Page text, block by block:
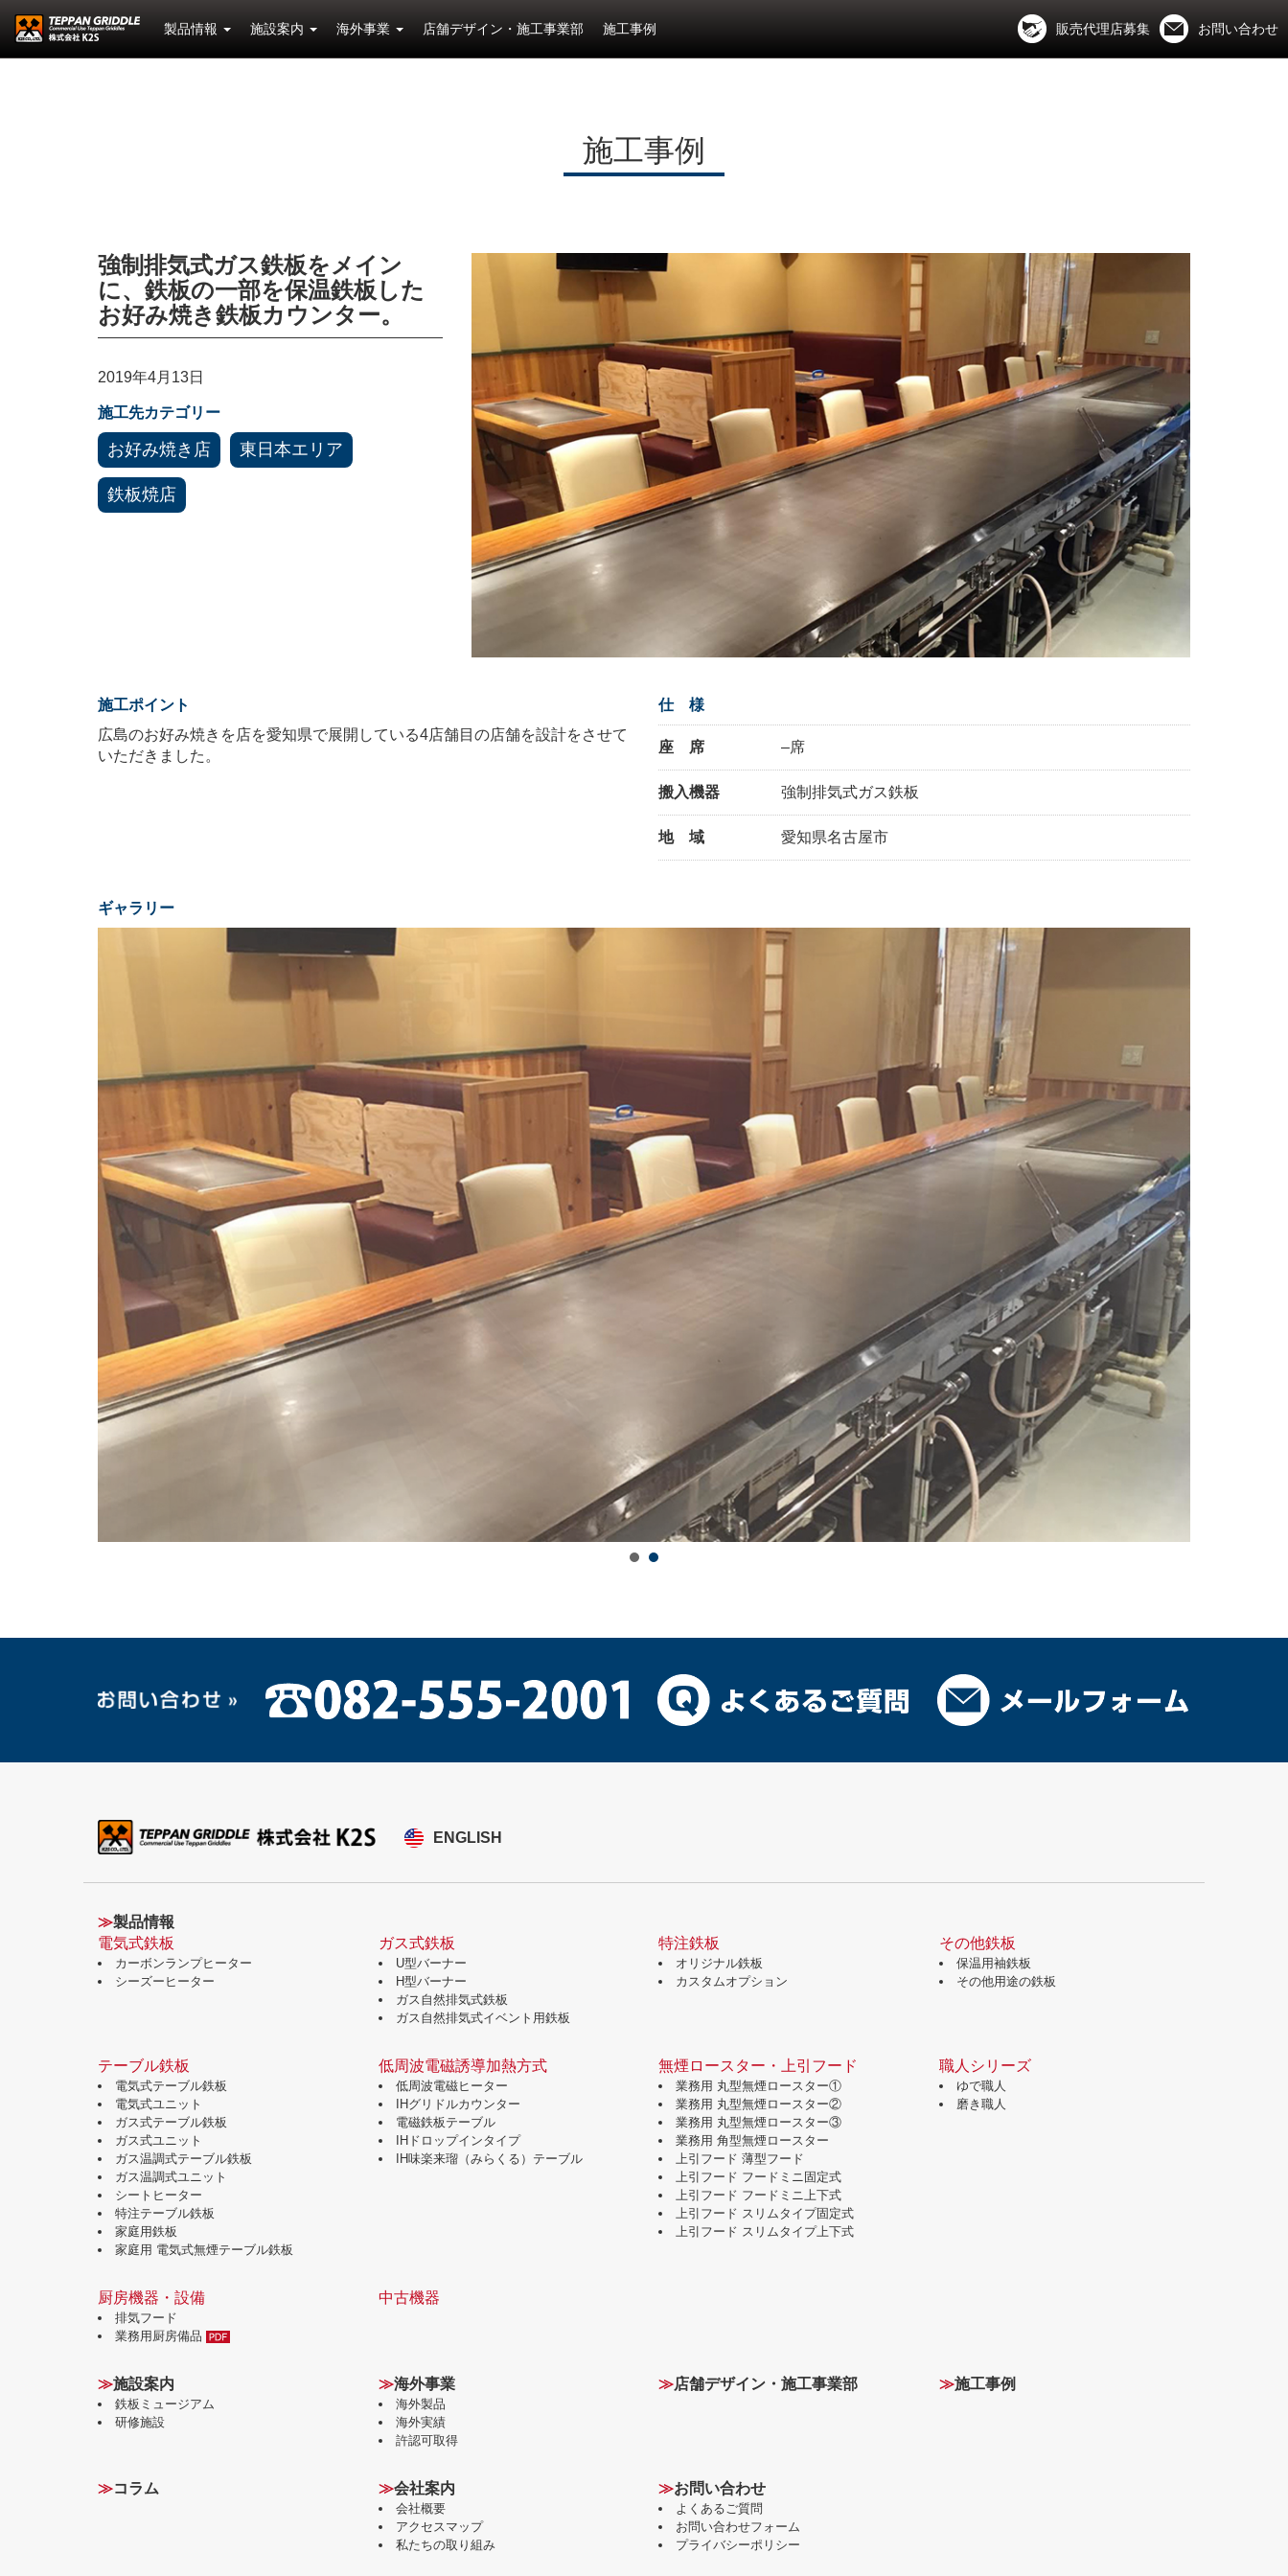
製品情報 施設案内 海外事業 店舗デザイン・施工事業部 施工事例 販売代理店募集 お問い合わせ
施工事例
強制排気式ガス鉄板をメイン
に、鉄板の一部を保温鉄板した
お好み焼き鉄板カウンター。
2019年4月13日
施工先カテゴリー
お好み焼き店 東日本エリア
鉄板焼店
施工ポイント
広島のお好み焼きを店を愛知県で展開している4店舗目の店舗を設計をさせて
いただきました。
仕 様
座 席 –席
搬入機器 強制排気式ガス鉄板
地 域 愛知県名古屋市
ギャラリー
ENGLISH
≫製品情報
電気式鉄板
カーボンランプヒーター
シーズーヒーター
ガス式鉄板
U型バーナー
H型バーナー
ガス自然排気式鉄板
ガス自然排気式イベント用鉄板
特注鉄板
オリジナル鉄板
カスタムオプション
その他鉄板
保温用袖鉄板
その他用途の鉄板
テーブル鉄板
電気式テーブル鉄板
電気式ユニット
ガス式テーブル鉄板
ガス式ユニット
ガス温調式テーブル鉄板
ガス温調式ユニット
シートヒーター
特注テーブル鉄板
家庭用鉄板
家庭用 電気式無煙テーブル鉄板
低周波電磁誘導加熱方式
低周波電磁ヒーター
IHグリドルカウンター
電磁鉄板テーブル
IHドロップインタイプ
IH味楽来瑠（みらくる）テーブル
無煙ロースター・上引フード
業務用 丸型無煙ロースター①
業務用 丸型無煙ロースター②
業務用 丸型無煙ロースター③
業務用 角型無煙ロースター
上引フード 薄型フード
上引フード フードミニ固定式
上引フード フードミニ上下式
上引フード スリムタイプ固定式
上引フード スリムタイプ上下式
職人シリーズ
ゆで職人
磨き職人
厨房機器・設備
排気フード
業務用厨房備品
中古機器
≫施設案内
鉄板ミュージアム
研修施設
≫海外事業
海外製品
海外実績
許認可取得
≫店舗デザイン・施工事業部 ≫施工事例
≫コラム ≫会社案内
会社概要
アクセスマップ
私たちの取り組み
≫お問い合わせ
よくあるご質問
お問い合わせフォーム
プライバシーポリシー